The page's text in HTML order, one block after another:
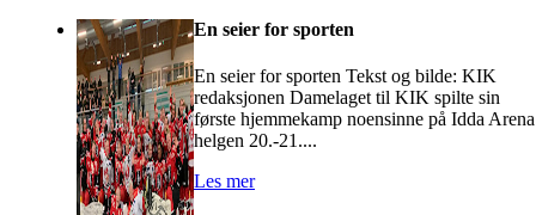
En seier for sporten
En seier for sporten Tekst og bilde: KIK
redaksjonen Damelaget til KIK spilte sin
første hjemmekamp noensinne på Idda Arena
helgen 20.-21....
Les mer